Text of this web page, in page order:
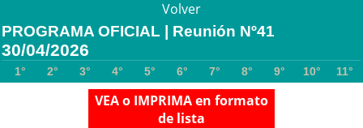
Volver
PROGRAMA OFICIAL | Reunión Nº41
30/04/2026
1° 2° 3° 4° 5° 6° 7° 8° 9° 10° 11°
VEA o IMPRIMA en formato
de lista